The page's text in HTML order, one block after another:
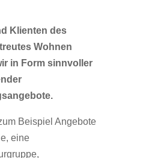
Klienten des
Wohnen
in Form sinnvoller
Beispiel Angebote
eine